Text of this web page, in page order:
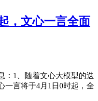
，文心一言全面
：1、随着文心大模型的迭
一言将于4月1日0时起，全